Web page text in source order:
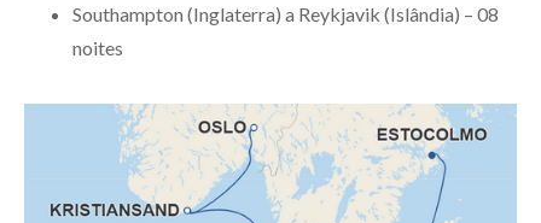
Southampton (Inglaterra) a Reykjavik (Islândia) – 08
noites